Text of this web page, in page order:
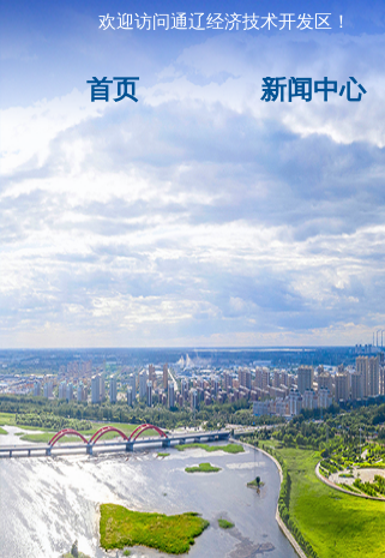
欢迎访问通辽经济技术开发区！
首页 新闻中心